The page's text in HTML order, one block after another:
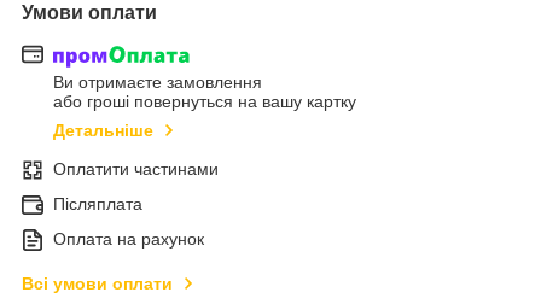
Умови оплати
Ви отримаєте замовлення
або гроші повернуться на вашу картку
Детальніше
Оплатити частинами
Післяплата
Оплата на рахунок
Всі умови оплати